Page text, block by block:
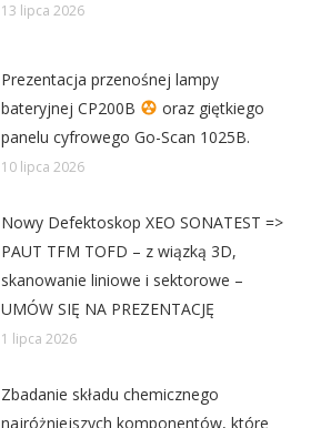
13 lipca 2026
Prezentacja przenośnej lampy
bateryjnej CP200B
oraz giętkiego
panelu cyfrowego Go-Scan 1025B.
10 lipca 2026
Nowy Defektoskop XEO SONATEST =>
PAUT TFM TOFD – z wiązką 3D,
skanowanie liniowe i sektorowe –
UMÓW SIĘ NA PREZENTACJĘ
1 lipca 2026
Zbadanie składu chemicznego
najróżniejszych komponentów, które